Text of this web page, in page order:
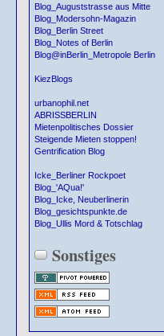
Blog_Auguststrasse aus Mitte
Blog_Modersohn-Magazin
Blog_Berlin Street
Blog_Notes of Berlin
Blog@inBerlin_Metropole Berlin
KiezBlogs
urbanophil.net
ABRISSBERLIN
Mietenpolitisches Dossier
Steigende Mieten stoppen!
Gentrification Blog
Icke_Berliner Rockpoet
Blog_'AQua!'
Blog_Icke, Neuberlinerin
Blog_gesichtspunkte.de
Blog_Ullis Mord & Totschlag
Sonstiges